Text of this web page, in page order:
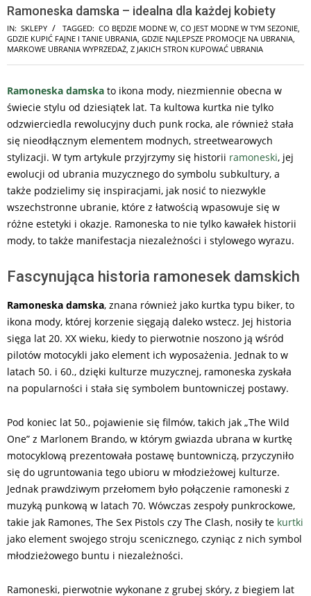
Ramoneska damska – idealna dla każdej kobiety
IN: SKLEPY TAGGED: CO BĘDZIE MODNE W CO JEST MODNE W TYM SEZONIE
GDZIE KUPIĆ FAJNE I TANIE UBRANIA GDZIE NAJLEPSZE PROMOCJE NA UBRANIA
MARKOWE UBRANIA WYPRZEDAŻ Z JAKICH STRON KUPOWAĆ UBRANIA
Ramoneska damska to ikona mody, niezmiennie obecna w
świecie stylu od dziesiątek lat. Ta kultowa kurtka nie tylko
odzwierciedla rewolucyjny duch punk rocka, ale również stała
się nieodłącznym elementem modnych, streetwearowych
stylizacji. W tym artykule przyjrzymy się historii ramoneski, jej
ewolucji od ubrania muzycznego do symbolu subkultury, a
także podzielimy się inspiracjami, jak nosić to niezwykle
wszechstronne ubranie, które z łatwością wpasowuje się w
różne estetyki i okazje. Ramoneska to nie tylko kawałek historii
mody, to także manifestacja niezależności i stylowego wyrazu.
Fascynująca historia ramonesek damskich
Ramoneska damska, znana również jako kurtka typu biker, to
ikona mody, której korzenie sięgają daleko wstecz. Jej historia
sięga lat 20. XX wieku, kiedy to pierwotnie noszono ją wśród
pilotów motocykli jako element ich wyposażenia. Jednak to w
latach 50. i 60., dzięki kulturze muzycznej, ramoneska zyskała
na popularności i stała się symbolem buntowniczej postawy.
Pod koniec lat 50., pojawienie się filmów, takich jak „The Wild
One” z Marlonem Brando, w którym gwiazda ubrana w kurtkę
motocyklową prezentowała postawę buntowniczą, przyczyniło
się do ugruntowania tego ubioru w młodzieżowej kulturze.
Jednak prawdziwym przełomem było połączenie ramoneski z
muzyką punkową w latach 70. Wówczas zespoły punkrockowe,
takie jak Ramones, The Sex Pistols czy The Clash, nosiły te kurtki
jako element swojego stroju scenicznego, czyniąc z nich symbol
młodzieżowego buntu i niezależności.
Ramoneski, pierwotnie wykonane z grubej skóry, z biegiem lat